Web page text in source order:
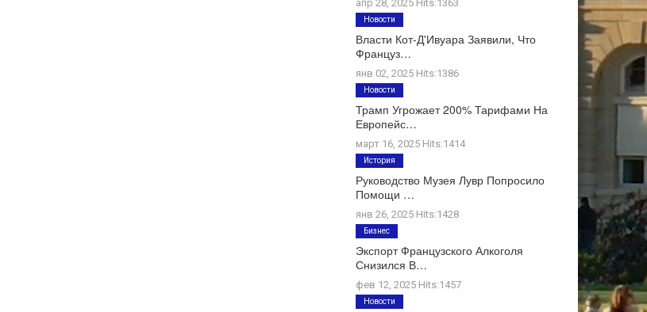
апр 28, 2025 Hits:1363
Власти Кот-Д'Ивуара Заявили, Что
Француз…
янв 02, 2025 Hits:1386
Новости
Трамп Угрожает 200% Тарифами На
Европейс…
март 16, 2025 Hits:1414
Новости
Руководство Музея Лувр Попросило
Помощи …
янв 26, 2025 Hits:1428
История
Экспорт Французского Алкоголя
Снизился В…
фев 12, 2025 Hits:1457
Бизнес
Новости